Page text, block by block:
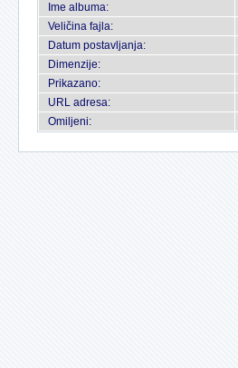
Ime albuma:
Veličina fajla:
Datum postavljanja:
Dimenzije:
Prikazano:
URL adresa:
Omiljeni: